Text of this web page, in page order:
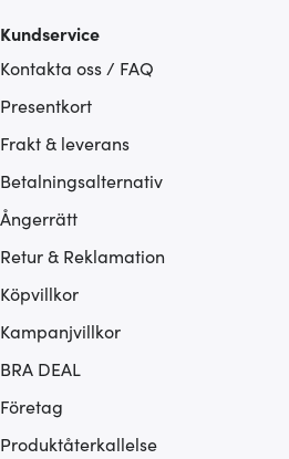
Kundservice
Kontakta oss / FAQ
Presentkort
Frakt & leverans
Betalningsalternativ
Ångerrätt
Retur & Reklamation
Köpvillkor
Kampanjvillkor
BRA DEAL
Företag
Produktåterkallelse